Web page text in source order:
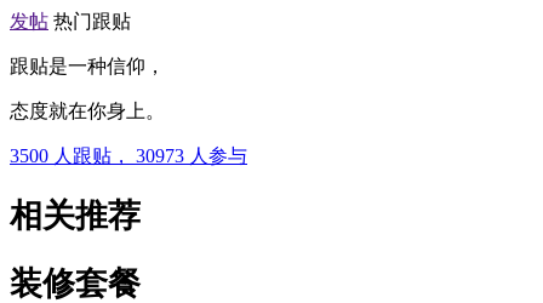
发帖 热门跟贴
跟贴是一种信仰，
态度就在你身上。
3500 人跟贴， 30973 人参与
相关推荐
装修套餐